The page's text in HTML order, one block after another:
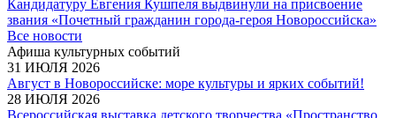
Кандидатуру Евгения Кушпеля выдвинули на присвоение
звания «Почетный гражданин города-героя Новороссийска»
Все новости
Афиша культурных событий
31 ИЮЛЯ 2026
Август в Новороссийске: море культуры и ярких событий!
28 ИЮЛЯ 2026
Всероссийская выставка детского творчества «Пространство